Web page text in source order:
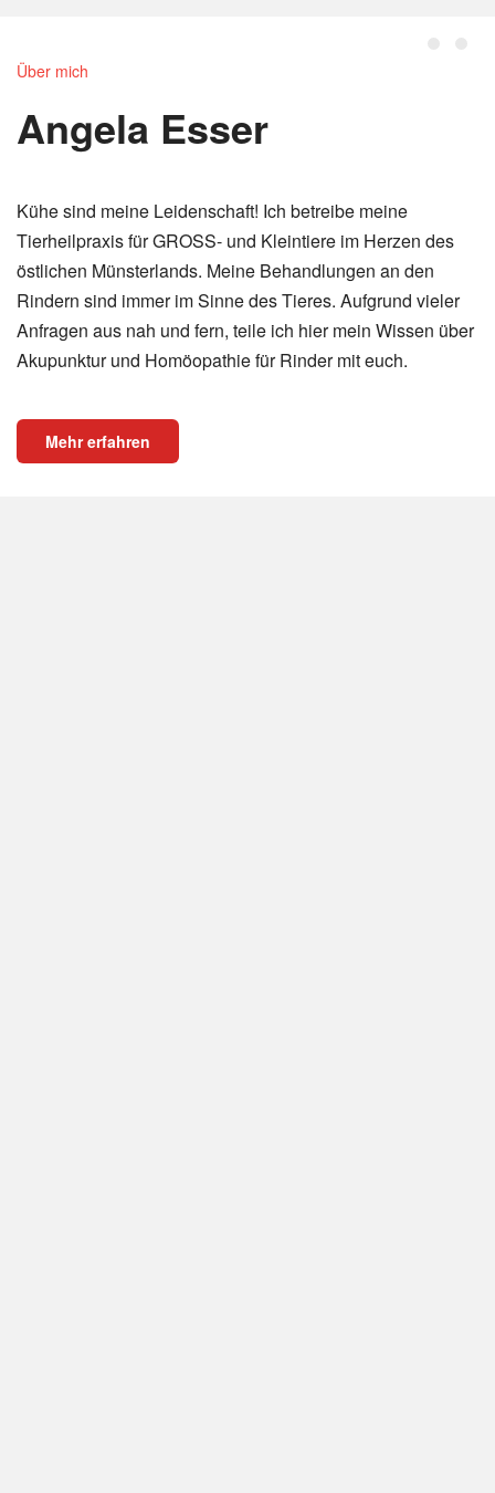
Über mich
Angela Esser
Kühe sind meine Leidenschaft! Ich betreibe meine
Tierheilpraxis für GROSS- und Kleintiere im Herzen des
östlichen Münsterlands. Meine Behandlungen an den
Rindern sind immer im Sinne des Tieres. Aufgrund vieler
Anfragen aus nah und fern, teile ich hier mein Wissen über
Akupunktur und Homöopathie für Rinder mit euch.
Mehr erfahren